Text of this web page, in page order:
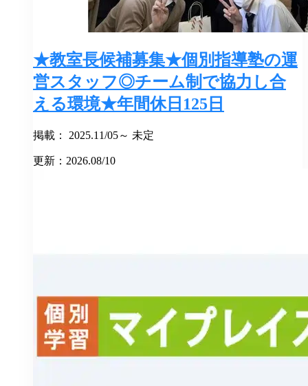
★教室長候補募集★個別指導塾の運
営スタッフ◎チーム制で協力し合
える環境★年間休日125日
掲載： 2025.11/05～ 未定
更新：2026.08/10